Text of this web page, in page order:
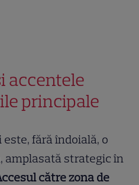
accentele
principale
fără îndoială, o
amplasată strategic în
către zona de